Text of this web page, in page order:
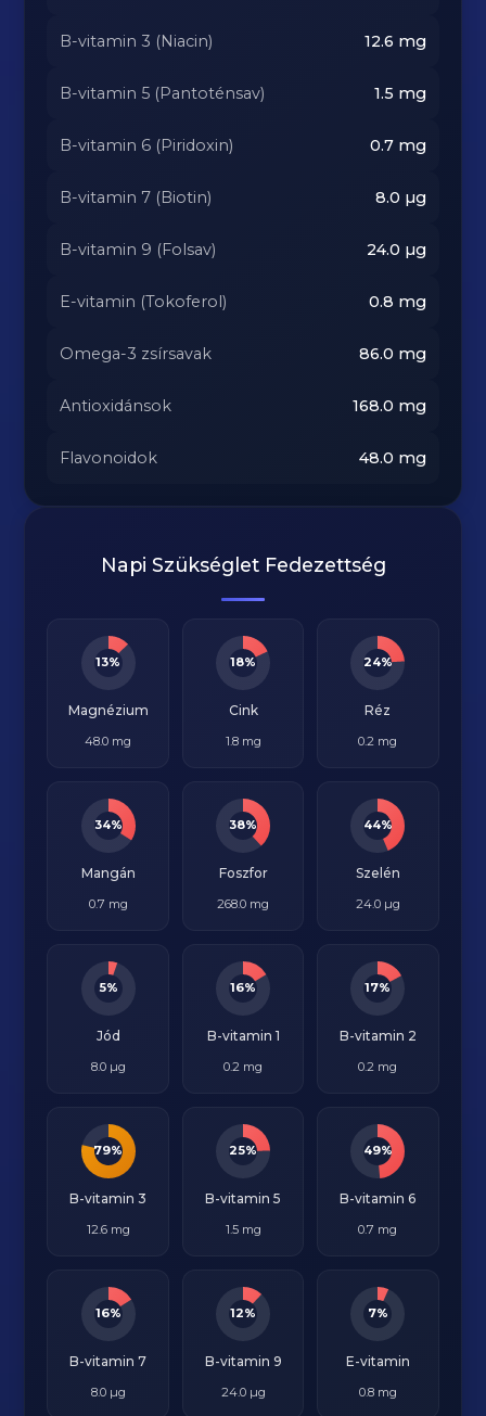
B-vitamin 3 (Niacin) 12.6 mg
B-vitamin 5 (Pantoténsav) 1.5 mg
B-vitamin 6 (Piridoxin) 0.7mg
B-vitamin 7 (Biotin) 8.0 µg
B-vitamin 9 (Folsav) 24.0 µg
E-vitamin (Tokoferol) 0.8 mg
Omega-3 zsírsavak 86.0 mg
Antioxidánsok 168.0 mg
Flavonoidok 48.0 mg
Napi Szükséglet Fedezettség
13%
Magnézium
48.0 mg
18%
Cink
1.8 mg
24%
Réz
0.2 mg
34%
Mangán
0.7 mg
38%
Foszfor
268.0 mg
44%
Szelén
24.0 µg
5%
Jód
8.0 µg
16%
B-vitamin 1
0.2 mg
17%
B-vitamin 2
0.2 mg
79%
B-vitamin 3
12.6 mg
25%
B-vitamin 5
1.5 mg
49%
B-vitamin 6
0.7 mg
16%
B-vitamin 7
8.0 µg
12%
B-vitamin 9
24.0 µg
7%
E-vitamin
0.8 mg